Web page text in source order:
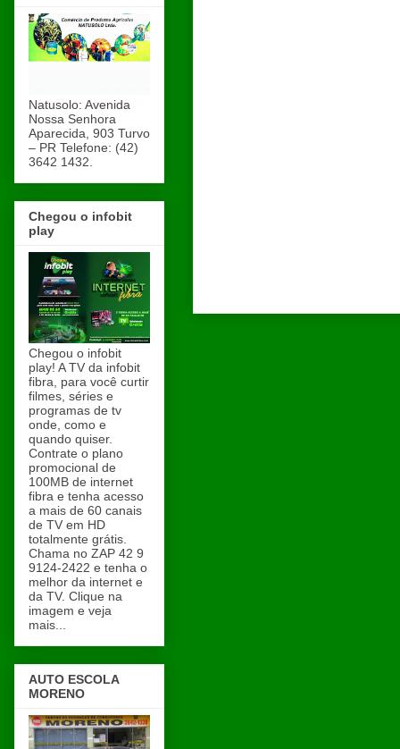
Natusolo: Avenida
Nossa Senhora
Aparecida, 903 Turvo
– PR Telefone: (42)
3642 1432.
Chegou o infobit
play
Chegou o infobit
play! A TV da infobit
fibra, para você curtir
filmes, séries e
programas de tv
onde, como e
quando quiser.
Contrate o plano
promocional de
100MB de internet
fibra e tenha acesso
a mais de 60 canais
de TV em HD
totalmente grátis.
Chama no ZAP 42 9
9124-2422 e tenha o
melhor da internet e
da TV. Clique na
imagem e veja
mais...
AUTO ESCOLA
MORENO